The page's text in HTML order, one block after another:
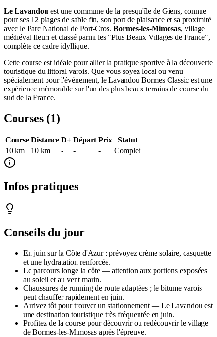
Le Lavandou est une commune de la presqu'île de Giens, connue
pour ses 12 plages de sable fin, son port de plaisance et sa proximité
avec le Parc National de Port-Cros. Bormes-les-Mimosas, village
médiéval fleuri et classé parmi les "Plus Beaux Villages de France",
complète ce cadre idyllique.
Cette course est idéale pour allier la pratique sportive à la découverte
touristique du littoral varois. Que vous soyez local ou venu
spécialement pour l'événement, le Lavandou Bormes Classic est une
expérience mémorable sur l'un des plus beaux terrains de course du
sud de la France.
Courses (1)
Course Distance D+ Départ Prix
Statut
10 km
10 km - - - Complet
Infos pratiques
Conseils du jour
En juin sur la Côte d'Azur : prévoyez crème solaire, casquette
et une hydratation renforcée.
Le parcours longe la côte — attention aux portions exposées
au soleil et au vent marin.
Chaussures de running de route adaptées ; le bitume varois
peut chauffer rapidement en juin.
Arrivez tôt pour trouver un stationnement — Le Lavandou est
une destination touristique très fréquentée en juin.
Profitez de la course pour découvrir ou redécouvrir le village
de Bormes-les-Mimosas après l'épreuve.